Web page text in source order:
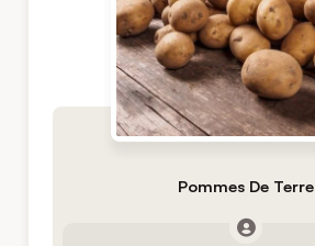
Pommes De Terre